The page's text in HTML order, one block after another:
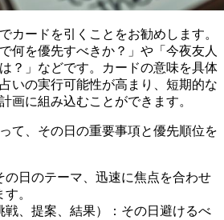
カードを引くことをお勧めします。
何を優先すべきか？」や「今夜友人
？」などです。カードの意味を具体
いの実行可能性が高まり、短期的な
画に組み込むことができます。
て、その日の重要事項と優先順位を
の日のテーマ、迅速に焦点を合わせ
。
戦、提案、結果）：その日避けるべ